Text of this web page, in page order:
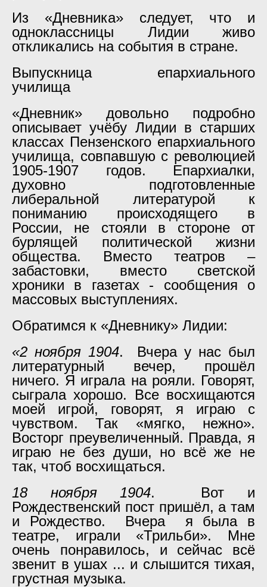
Из «Дневника» следует, что и
одноклассницы Лидии живо
откликались на события в стране.
Выпускница епархиального
училища
«Дневник» довольно подробно
описывает учёбу Лидии в старших
классах Пензенского епархиального
училища, совпавшую с революцией
1905-1907 годов. Епархиалки,
духовно подготовленные
либеральной литературой к
пониманию происходящего в
России, не стояли в стороне от
бурлящей политической жизни
общества. Вместо театров –
забастовки, вместо светской
хроники в газетах - сообщения о
массовых выступлениях.
Обратимся к «Дневнику» Лидии:
«2 ноября 1904. Вчера у нас был
литературный вечер, прошёл
ничего. Я играла на рояли. Говорят,
сыграла хорошо. Все восхищаются
моей игрой, говорят, я играю с
чувством. Так «мягко, нежно».
Восторг преувеличенный. Правда, я
играю не без души, но всё же не
так, чтоб восхищаться.
18 ноября 1904. Вот и
Рождественский пост пришёл, а там
и Рождество. Вчера я была в
театре, играли «Трильби». Мне
очень понравилось, и сейчас всё
звенит в ушах ... и слышится тихая,
грустная музыка.